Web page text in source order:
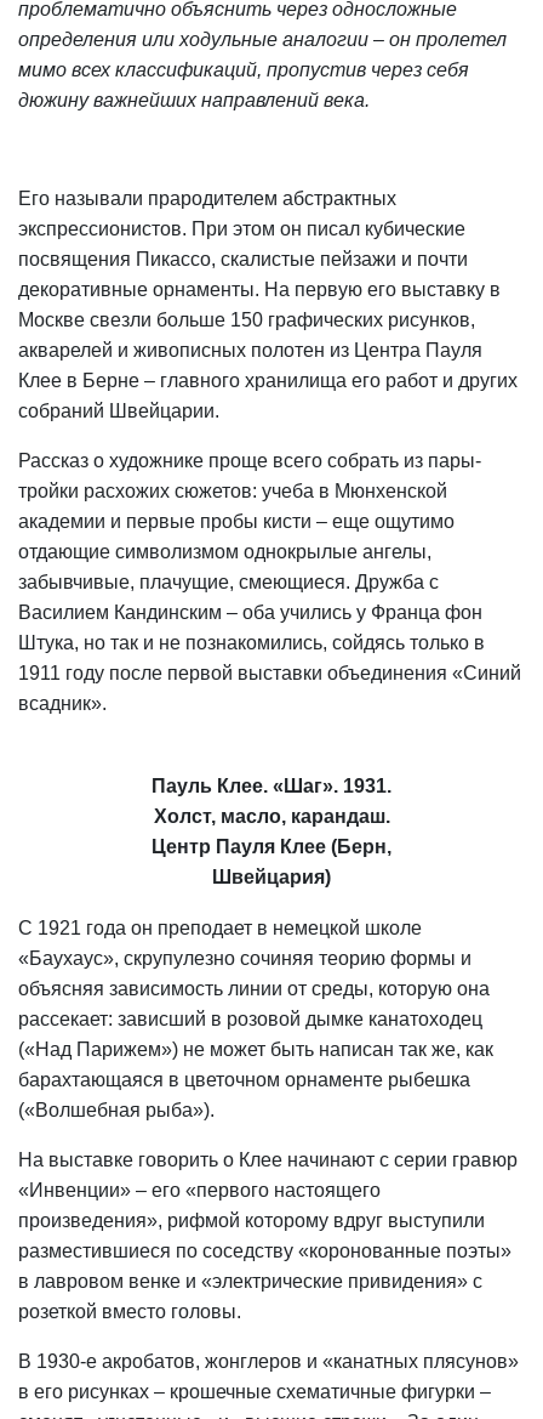
проблематично объяснить через односложные
определения или ходульные аналогии – он пролетел
мимо всех классификаций, пропустив через себя
дюжину важнейших направлений века.
Его называли прародителем абстрактных
экспрессионистов. При этом он писал кубические
посвящения Пикассо, скалистые пейзажи и почти
декоративные орнаменты. На первую его выставку в
Москве свезли больше 150 графических рисунков,
акварелей и живописных полотен из Центра Пауля
Клее в Берне – главного хранилища его работ и других
собраний Швейцарии.
Рассказ о художнике проще всего собрать из пары-
тройки расхожих сюжетов: учеба в Мюнхенской
академии и первые пробы кисти – еще ощутимо
отдающие символизмом однокрылые ангелы,
забывчивые, плачущие, смеющиеся. Дружба с
Василием Кандинским – оба учились у Франца фон
Штука, но так и не познакомились, сойдясь только в
1911 году после первой выставки объединения «Синий
всадник».
Пауль Клее. «Шаг». 1931.
Холст, масло, карандаш.
Центр Пауля Клее (Берн,
Швейцария)
С 1921 года он преподает в немецкой школе
«Баухаус», скрупулезно сочиняя теорию формы и
объясняя зависимость линии от среды, которую она
рассекает: зависший в розовой дымке канатоходец
(«Над Парижем») не может быть написан так же, как
барахтающаяся в цветочном орнаменте рыбешка
(«Волшебная рыба»).
На выставке говорить о Клее начинают с серии гравюр
«Инвенции» – его «первого настоящего
произведения», рифмой которому вдруг выступили
разместившиеся по соседству «коронованные поэты»
в лавровом венке и «электрические привидения» с
розеткой вместо головы.
В 1930-е акробатов, жонглеров и «канатных плясунов»
в его рисунках – крошечные схематичные фигурки –